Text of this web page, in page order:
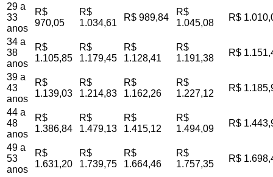
29 a
33
anos
R$
970,05
R$
1.034,61
R$ 989,84
R$
1.045,08
R$
34 a
38
anos
R$
1.105,85
R$
1.179,45
R$
1.128,41
R$
1.191,38
R$
39 a
43
anos
R$
1.139,03
R$
1.214,83
R$
1.162,26
R$
1.227,12
R$
44 a
48
anos
R$
1.386,84
R$
1.479,13
R$
1.415,12
R$
1.494,09
R$
49 a
53
anos
R$
1.631,20
R$
1.739,75
R$
1.664,46
R$
1.757,35
R$